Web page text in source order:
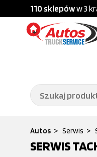
110 sklepóww 3
O nas B2BGaleria
Poradnik
Autos > Serwis >
SERWIS